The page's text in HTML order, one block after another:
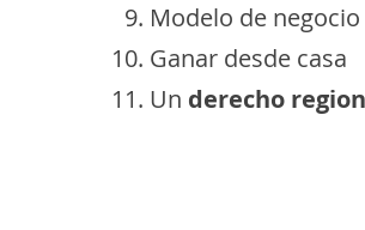
Modelo de
Ganar desde casa
Un derecho